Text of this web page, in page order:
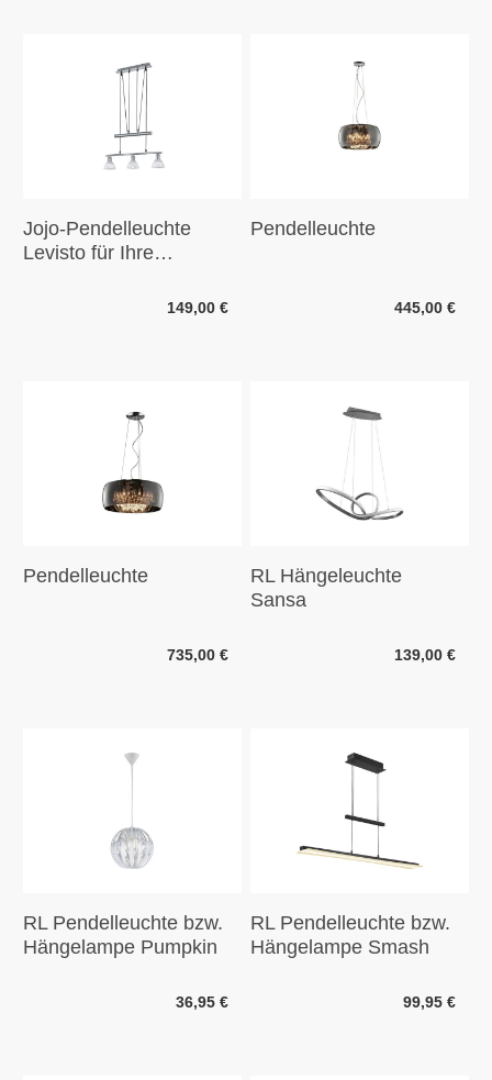
Jojo-Pendelleuchte
Levisto für Ihre
149,00 €
Pendelleuchte
445,00 €
Pendelleuchte
735,00 €
RL Hängeleuchte
Sansa
139,00 €
RL Pendelleuchte bzw.
Hängelampe Pumpkin
36,95 €
RL Pendelleuchte bzw.
Hängelampe Smash
99,95 €